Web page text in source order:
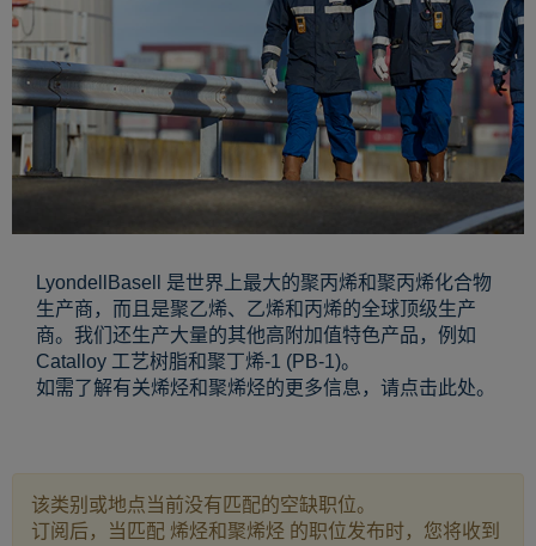
LyondellBasell 是世界上最大的聚丙烯和聚丙烯化合物
生产商，而且是聚乙烯、乙烯和丙烯的全球顶级生产
商。我们还生产大量的其他高附加值特色产品，例如
Catalloy 工艺树脂和聚丁烯-1 (PB-1)。
如需了解有关烯烃和聚烯烃的更多信息，请点击此处。
该类别或地点当前没有匹配的空缺职位。
订阅后，当匹配 烯烃和聚烯烃 的职位发布时，您将收到